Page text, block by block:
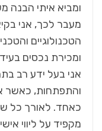
ומביא איתי הבנה
מעבר לכך, אני
הטכנולוגיים
ומכירת נכסים
והתפתחות, כאשר
כאחד. לאורך כל
מקפיד על ליווי